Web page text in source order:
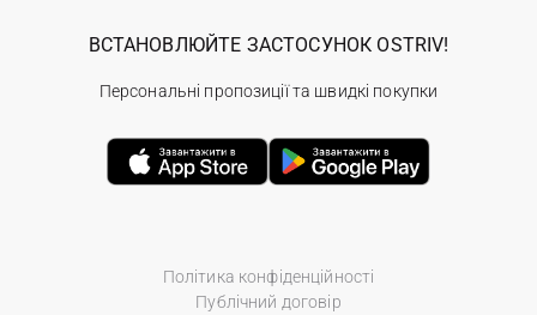
Політика конфіденційності
Публічний договір
ВСТАНОВЛЮЙТЕ ЗАСТОСУНОК OSTRIV!
Персональні пропозиції та швидкі покупки